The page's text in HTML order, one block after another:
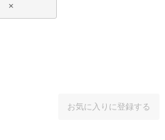
×
お気に入りに登録する